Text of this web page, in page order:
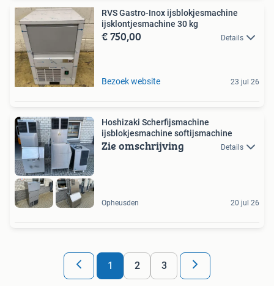
RVS Gastro-Inox ijsblokjesmachine
ijsklontjesmachine 30 kg
€ 750,00 Details
Bezoek website 23 jul 26
Hoshizaki Scherfijsmachine
ijsblokjesmachine softijsmachine
Zie omschrijving Details
Opheusden 20 jul 26
1 2 3